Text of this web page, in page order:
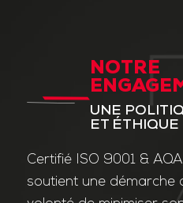
NOTRE
UNE
ET ÉTHIQUE
Certifié ISO 9001 &
soutient une démarche